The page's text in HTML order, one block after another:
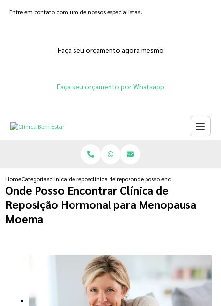
Entre em contato com um de nossos especialistas!
Faça seu orçamento agora mesmo
Faça seu orçamento por Whatsapp
HomeCategoriasclinica de reposicao hormonalclinica de reposicao de testosterona
onde posso encontrar clinica de
Onde Posso Encontrar Clínica de
Reposição Hormonal para Menopausa
Moema